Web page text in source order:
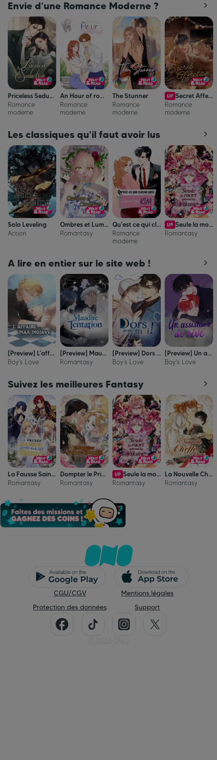
Envie d'une Romance Moderne ?
Priceless Seduction
Romance
moderne
An Hour of romance
Romance
moderne
The Stunner
Romance
moderne
Secret Affection (Hidden Love)
Romance
moderne
Les classiques qu'il faut avoir lus
Solo Leveling
Action
Ombres et Lumières
Romantasy
Qu'est ce qui cloche avec la secrétaire Kim ?
Romance
moderne
Seule la mort attend la vilaine
Romantasy
A lire en entier sur le site web !
[Preview] L'affaire Max Mojave
Boy's Love
[Preview] Maudite Tentation
Romantasy
[Preview] Dors avec moi !
Boy's Love
[Preview] Un assistant de rêve
Boy's Love
Suivez les meilleures Fantasy
La Fausse Sainte aimée par les Dieux
Romantasy
Dompter le Prince Maudit
Romantasy
Seule la mort attend la vilaine
Romantasy
La Nouvelle Cheffe de Clan
Romantasy
CGU/CGV
Mentions légales
Protection des données
Support